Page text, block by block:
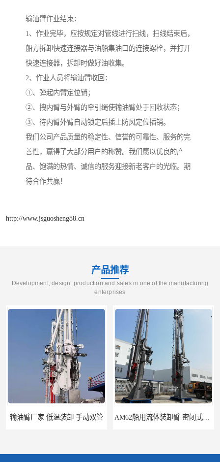
输油臂作业结束：
1、作业完毕，应按规定对管线进行扫线，扫线结束后，
船方拆卸快速连接器与油船集油口的连接螺栓，并打开
快速连接器，拆卸时做好油收集。
2、作业人员将输油臂收回：
①、弹起内臂定位销；
②、拽内臂与外臂的牵引绳使输油臂处于回收状态；
③、待内臂外臂自动锁定后插上防风定位插销。
我们公司产品质量的稳定性、信誉的可靠性、服务的完
善性，赢得了大部分用户的称赞。我们愿以优良的产
品、饱满的热情、诚信的服务迎接新老客户的光临。期
待合作共赢！
http://www.jsguosheng88.cn
产品推荐
Development, design, production and sales in one of the manufacturing
enterprises
输油臂厂家 低温装卸 手动双管